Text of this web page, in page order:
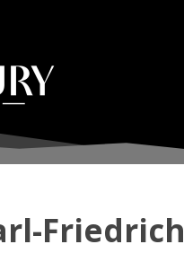
Friedrich